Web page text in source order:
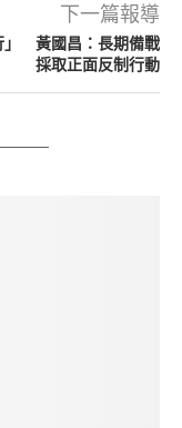
下一篇報導
」 黃國昌：長期備戰
採取正面反制行動